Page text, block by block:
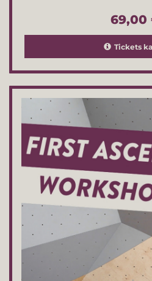
69,00
Tickets